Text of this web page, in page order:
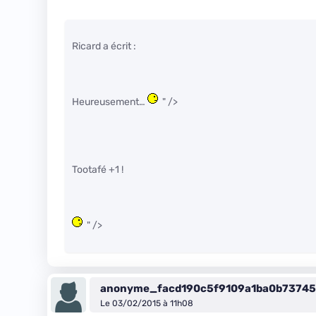
Ricard a écrit :
Heureusement… " />
Tootafé +1 !
" />
Le 03/02/2015 à 11h08